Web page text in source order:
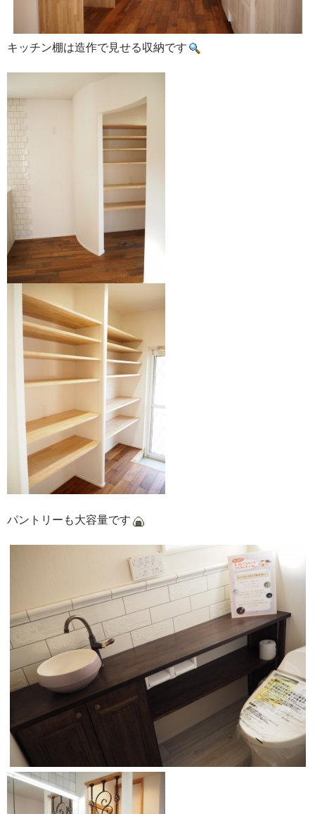
キッチン棚は造作で見せる収納です
パントリーも大容量です